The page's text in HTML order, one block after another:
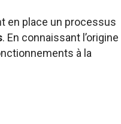
en place un processus
. En connaissant l’origine
à la